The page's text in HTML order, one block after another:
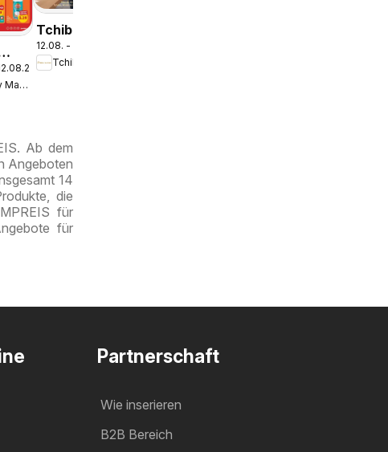
Penny Markt
Tchibo
Eduscho
Tchibo
12.08. - 19.08.2026
Ab dem
Angeboten
14
die
für
für
Partnerschaft
Wie inserieren
B2B Bereich